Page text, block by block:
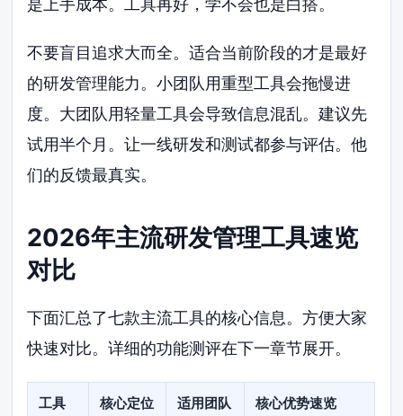
是上手成本。工具再好，学不会也是白搭。
不要盲目追求大而全。适合当前阶段的才是最好
的研发管理能力。小团队用重型工具会拖慢进
度。大团队用轻量工具会导致信息混乱。建议先
试用半个月。让一线研发和测试都参与评估。他
们的反馈最真实。
2026年主流研发管理工具速览
对比
下面汇总了七款主流工具的核心信息。方便大家
快速对比。详细的功能测评在下一章节展开。
工具
核心定位
适用团队
核心优势速览